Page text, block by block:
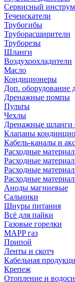
Сервисный
Течеискатели
Трубогибы
Труборасширители
Труборезы
Шланги
Воздухоохладители
Масло
Кондиционеры
Доп. оборудование
Дренажные помпы
Пульты
Чехлы
Дренажные шланги
Клапаны
Кабель-каналы и
Расходные
Расходные
Расходные
Расходные
Аноды магниевые
Сальники
Шнуры питания
Всё для пайки
Газовые горелки
MAPP газ
Припой
Ленты и скотч
Кабельная
Крепеж
Отопление и